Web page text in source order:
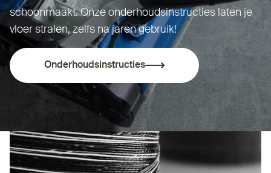
schoonmaakt. Onze onder­houds­in­structies laten je
vloer stralen, zelfs na jaren gebruik!
Onder­houds­in­structies